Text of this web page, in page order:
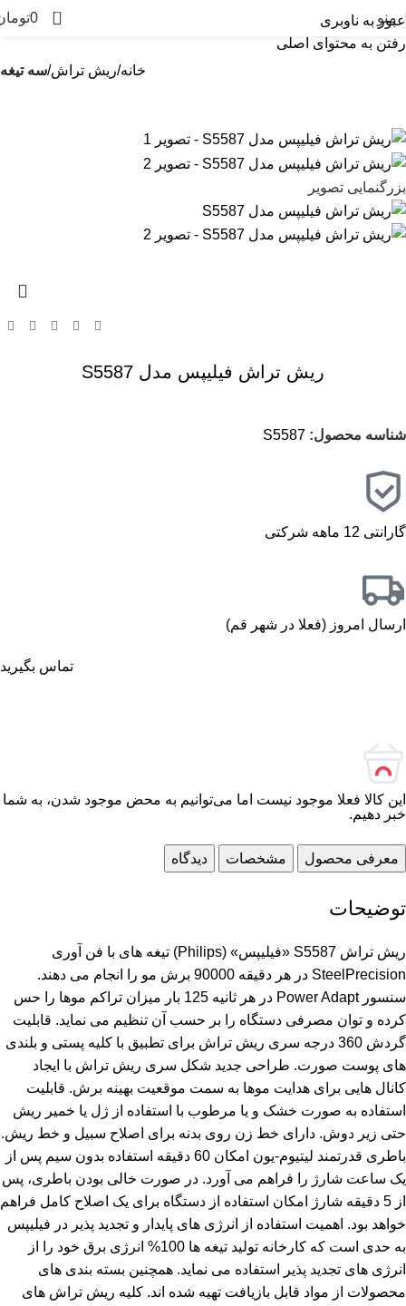
عبور به ناوبری
رفتن به محتوای اصلی
منو 0
0
خانه ریش تراش سه تیغه
بزرگنمایی تصویر
ریش تراش فیلیپس مدل S5587
شناسه محصول: S5587
گارانتی 12 ماهه شرکتی
ارسال امروز (فعلا در شهر قم)
تماس بگیرید
این کالا فعلا موجود نیست اما می‌توانیم به محض موجود شدن، به شما
خبر دهیم.
معرفی محصول مشخصات دیدگاه
توضیحات
ریش تراش S5587 «فیلیپس» (Philips) تیغه های با فن آوری
SteelPrecision در هر دقیقه 90000 برش مو را انجام می دهند.
سنسور Power Adapt در هر ثانیه 125 بار میزان تراکم موها را حس
کرده و توان مصرفی دستگاه را بر حسب آن تنظیم می نماید. قابلیت
گردش 360 درجه سری ریش تراش برای تطبیق با کلیه پستی و بلندی
های پوست صورت. طراحی جدید شکل سری ریش تراش با ایجاد
کانال هایی برای هدایت موها به سمت موقعیت بهینه برش. قابلیت
استفاده به صورت خشک و یا مرطوب با استفاده از ژل یا خمیر ریش
حتی زیر دوش. دارای خط زن روی بدنه برای اصلاح سبیل و خط ریش.
باطری قدرتمند لیتیوم-یون امکان 60 دقیقه استفاده بدون سیم پس از
یک ساعت شارژ را فراهم می آورد. در صورت خالی بودن باطری، پس
از 5 دقیقه شارژ امکان استفاده از دستگاه برای یک اصلاح کامل فراهم
خواهد بود. اهمیت استفاده از انرژی های پایدار و تجدید پذیر در فیلیپس
به حدی است که کارخانه تولید تیغه ها 100% انرژی برق خود را از
انرژی های تجدید پذیر استفاده می نماید. همچنین بسته بندی های
محصولات از مواد قابل بازیافت تهیه شده اند. کلیه ریش تراش های